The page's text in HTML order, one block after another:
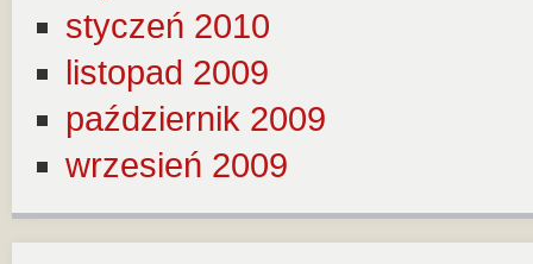
styczeń 2010
listopad 2009
październik 2009
wrzesień 2009